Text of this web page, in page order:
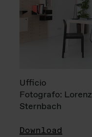
Ufficio
Fotografo: Lorenz
Sternbach
Download